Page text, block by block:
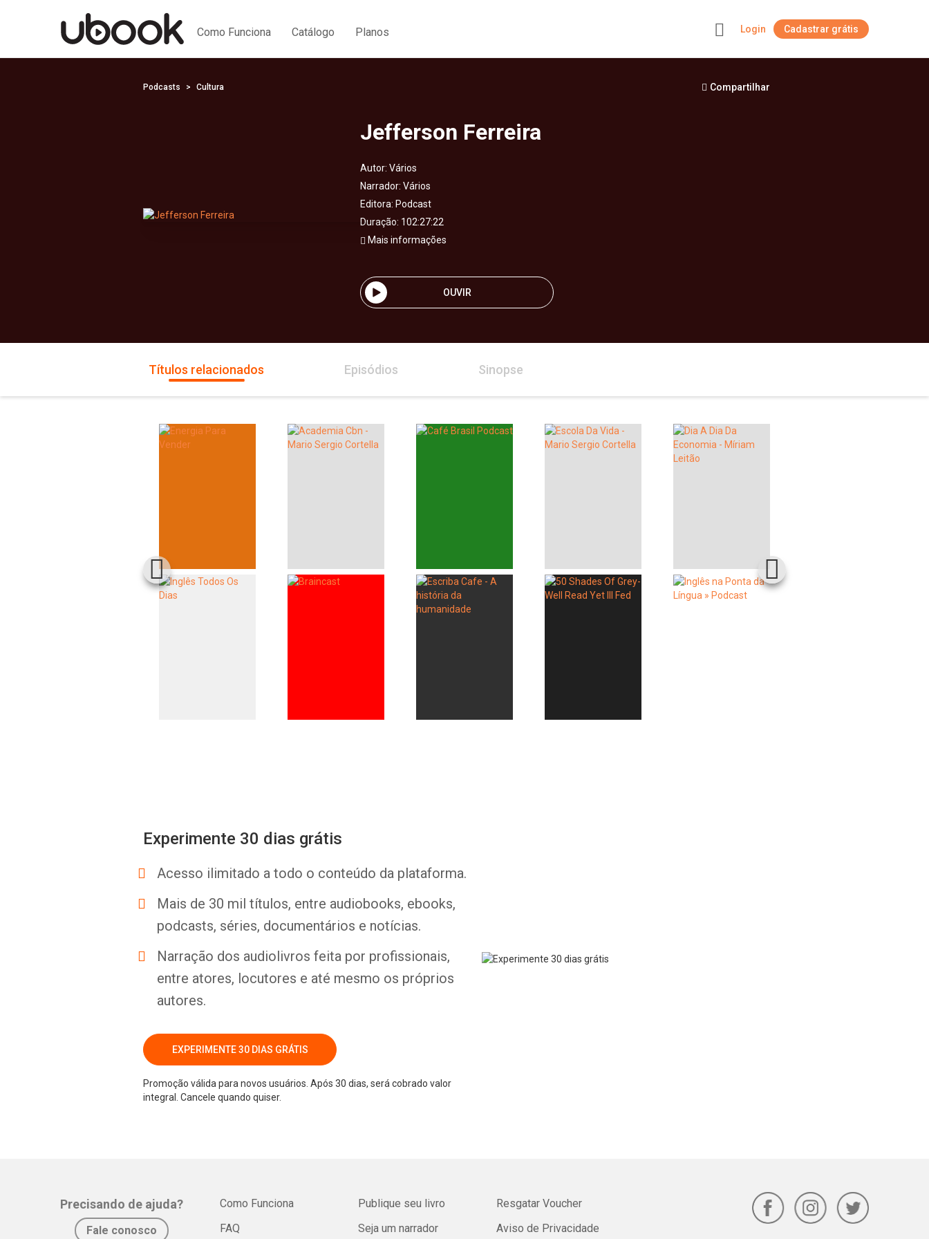
Como Funciona Catálogo Planos Login Cadastrar grátis
Podcasts Cultura Compartilhar
Jefferson Ferreira
Autor: Vários
Narrador: Vários
Editora: Podcast
Duração: 102:27:22
Mais informações
OUVIR
Títulos relacionados Episódios Sinopse
Experimente 30 dias grátis
Acesso ilimitado a todo o conteúdo da plataforma.
Mais de 30 mil títulos, entre audiobooks, ebooks,
podcasts, séries, documentários e notícias.
Narração dos audiolivros feita por profissionais,
entre atores, locutores e até mesmo os próprios
autores.
EXPERIMENTE 30 DIAS GRÁTIS
Promoção válida para novos usuários. Após 30 dias, será cobrado valor
integral. Cancele quando quiser.
Precisando de ajuda?
Fale conosco
Como Funciona
FAQ
Publique seu livro
Seja um narrador
Resgatar Voucher
Aviso de Privacidade